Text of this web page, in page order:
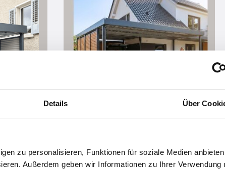
Details Über
zu personalisieren, Funktionen für soziale Medien
Außerdem geben wir Informationen zu Ihrer Verwendung